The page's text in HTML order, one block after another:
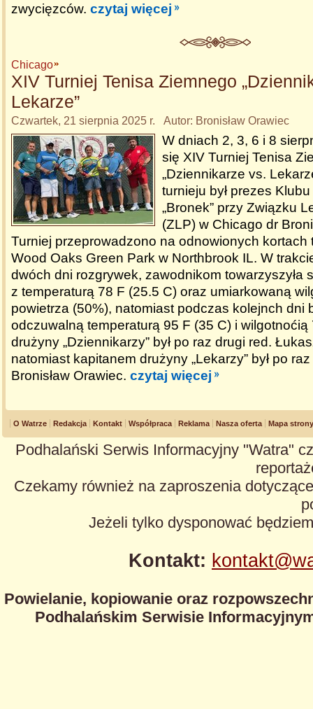
zwycięzców. czytaj więcej
Chicago
XIV Turniej Tenisa Ziemnego
Lekarze”
Czwartek, 21 sierpnia 2025 r. Autor: Bronisław Orawiec
W dniach 2, 3, 6 i 8
się XIV Turniej Tenisa
„Dziennikarze vs.
turnieju był prezes
„Bronek” przy Związku
(ZLP) w Chicago dr
Turniej przeprowadzono na odnowionych kortach
Wood Oaks Green Park w Northbrook IL. W
dwóch dni rozgrywek, zawodnikom towarzyszyła
z temperaturą 78 F (25.5 C) oraz umiarkowaną
powietrza (50%), natomiast podczas kolejnch dni
odczuwalną temperaturą 95 F (35 C) i wilgotnoćią
drużyny „Dziennikarzy” był po raz drugi red.
natomiast kapitanem drużyny „Lekarzy” był po
Bronisław Orawiec. czytaj więcej
O Watrze Redakcja Kontakt Współpraca Reklama Nasza oferta Mapa strony
Podhalański Serwis Informacyjny "Watra"
Czekamy również na zaproszenia
Jeżeli tylko dysponować
Kontakt:
Powielanie, kopiowanie oraz
Podhalańskim Serwisie